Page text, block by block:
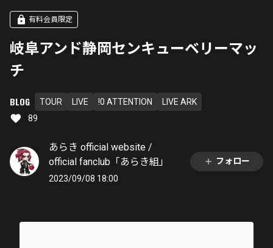
有料会員限定
岐阜アンド静岡センキューベリーマッ
チ
BLOG TOUR LIVE !0 ATTENTION
LIVE ARK
89
あらき official website /
official fanclub「あらき組」
2023/09/08 18:00
フォロー